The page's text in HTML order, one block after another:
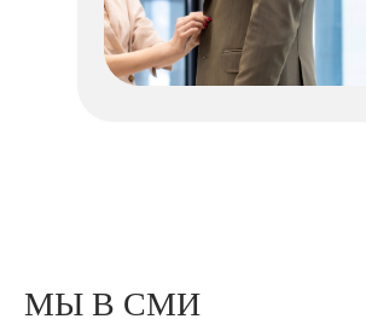
МЫ В СМИ